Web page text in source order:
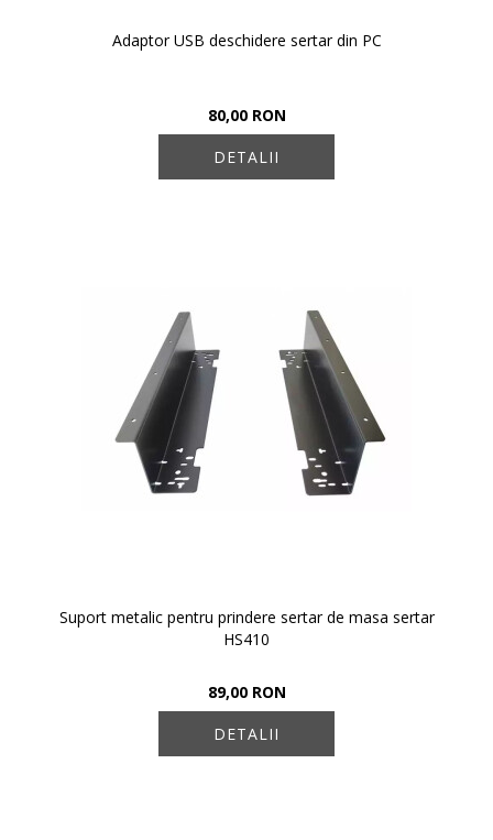
Adaptor USB deschidere sertar din PC
80,00 RON
DETALII
Suport metalic pentru prindere sertar de masa sertar
HS410
89,00 RON
DETALII